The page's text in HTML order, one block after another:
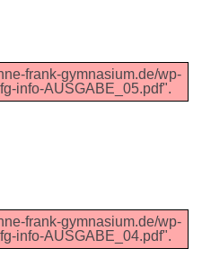
frank-gymnasium.de/wp-
info-AUSGABE_05.pdf".
frank-gymnasium.de/wp-
info-AUSGABE_04.pdf".